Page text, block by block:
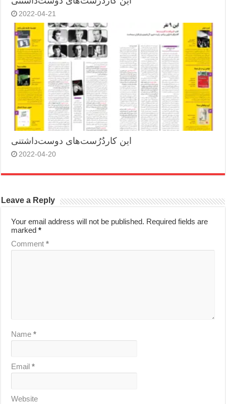
2022-04-21
این کاردُرُست‌های دوست‌داشتنی
2022-04-20
Leave a Reply
Your email address will not be published. Required fields are
marked*
Comment*
Name*
Email*
Website